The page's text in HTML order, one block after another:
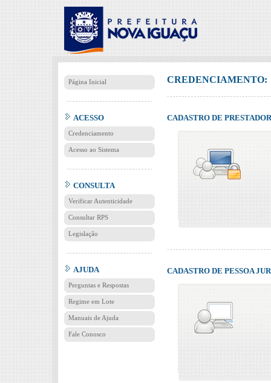
Página Inicial
ACESSO
Credenciamento
Acesso ao Sistema
CONSULTA
Verificar Autenticidade
Consultar RPS
Legislação
AJUDA
Perguntas e Respostas
Regime em Lote
Manuais de Ajuda
Fale Conosco
CREDENCIAMENTO:
CADASTRO DE
CADASTRO DE PESSOA